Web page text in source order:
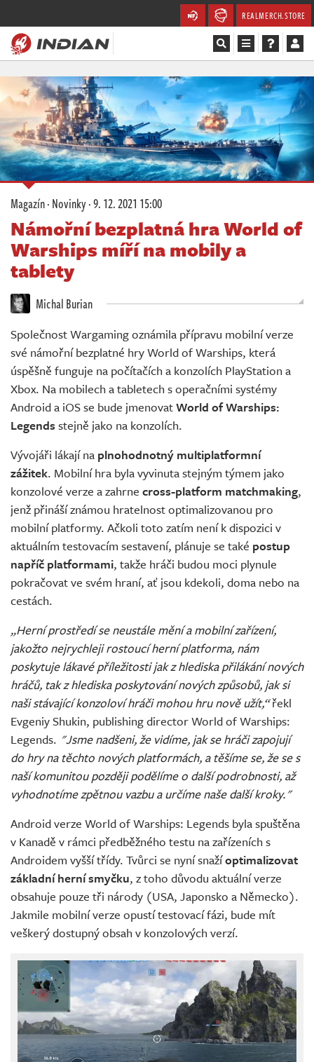
REALMERCH.STORE
Magazín
Recenze
Videa
Soutěže
Databáze
Komunita
Živě
Magazín·Novinky·9. 12. 2021 15:00
Námořní bezplatná hra World of
Warships míří na mobily a
tablety
Michal Burian
Společnost Wargaming oznámila přípravu mobilní verze
své námořní bezplatné hry World of Warships, která
úspěšně funguje na počítačích a konzolích PlayStation a
Xbox. Na mobilech a tabletech s operačními systémy
Android a iOS se bude jmenovatWorld of Warships:
Legends stejně jako na konzolích.
Vývojáři lákají na plnohodnotný multiplatformní
zážitek. Mobilní hra byla vyvinuta stejným týmem jako
konzolové verze a zahrne cross-platform matchmaking,
jenž přináší známou hratelnost optimalizovanou pro
mobilní platformy. Ačkoli toto zatím není k dispozici v
aktuálním testovacím sestavení, plánuje se také postup
napříč platformami, takže hráči budou moci plynule
pokračovat ve svém hraní, ať jsou kdekoli, doma nebo na
cestách.
„Herní prostředí se neustále mění a mobilní zařízení,
jakožto nejrychleji rostoucí herní platforma, nám
poskytuje lákavé příležitosti jak z hlediska přilákání nových
hráčů, tak z hlediska poskytování nových způsobů, jak si
naši stávající konzoloví hráči mohou hru nově užít,“řekl
Evgeniy Shukin, publishing director World of Warships:
Legends. "Jsme nadšeni, že vidíme, jak se hráči zapojují
do hry na těchto nových platformách, a těšíme se, že se s
naší komunitou později podělíme o další podrobnosti, až
vyhodnotíme zpětnou vazbu a určíme naše další kroky."
Android verze World of Warships: Legends byla spuštěna
v Kanadě v rámci předběžného testu na zařízeních s
Androidem vyšší třídy. Tvůrci se nyní snažíoptimalizovat
základní herní smyčku, z toho důvodu aktuální verze
obsahuje pouze tři národy (USA, Japonsko a Německo).
Jakmile mobilní verze opustí testovací fázi, bude mít
veškerý dostupný obsah v konzolových verzí.